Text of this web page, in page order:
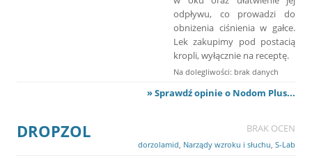
odpływu, co prowadzi do
obniżenia ciśnienia w gałce.
Lek zakupimy pod postacią
kropli, wyłącznie na receptę.
Na dolegliwości: brak danych
» Sprawdź opinie o Nodom Plus...
DROPZOL BRAK OCEN
dorzolamid Narządy wzroku i słuchu S-Lab